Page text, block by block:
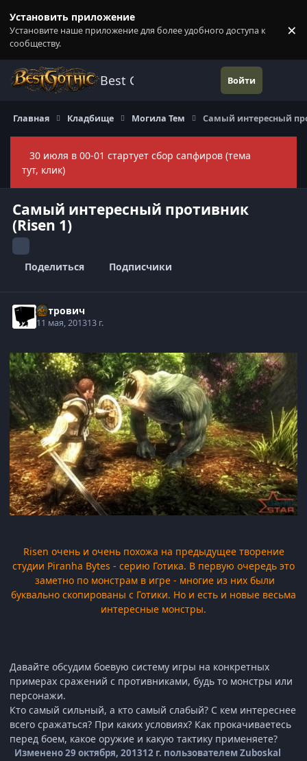
Установить приложение
Установите наше приложение для более удобного доступа к
сообществу.
×
Best Gothic Forums Войти
Главная Кладбище Могила Тем Самый интересный
30 июля в 00-01 стартует сбор сапфиров (тема
тут, клик)
Самый интересный противник
(Risen 1)
Поделиться Подписчики
Пэтрович
11 мая, 201313 г.
Risen очень и очень похожа на предыдущее творение
студии Piranha Bytes - серию Готика. В первую очередь это
заметно по монстрам в игре - многие из них были
буквально скопированы с Готики. Но и есть и новые весьма
интересные монстры.
Давайте обсудим боевую систему игры на конкретных
примерах сражений с противниками, будь то монстры или
персонажи.
Кто самый сильный, а кто самый слабый? С кем интереснее
всего сражаться? При каких условиях? Как прокачиваетесь
перед боем, какое оружие и какую тактику применяете?
Изменено29 октября, 201312 г. пользователем Zuboskal